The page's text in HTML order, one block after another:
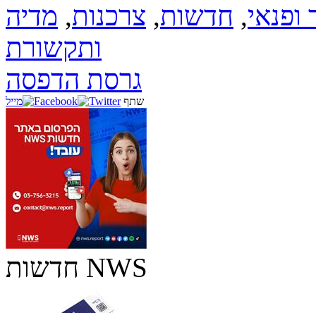
ופנאי, חדשות, צרכנות, מדיה
ותקשורת
גרסת הדפסה
שתף מייל
חדשות NWS